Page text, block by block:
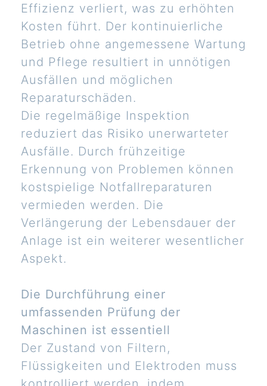
Effizienz verliert, was zu erhöhten
Kosten führt. Der kontinuierliche
Betrieb ohne angemessene Wartung
und Pflege resultiert in unnötigen
Ausfällen und möglichen
Reparaturschäden.
Die regelmäßige Inspektion
reduziert das Risiko unerwarteter
Ausfälle. Durch frühzeitige
Erkennung von Problemen können
kostspielige Notfallreparaturen
vermieden werden. Die
Verlängerung der Lebensdauer der
Anlage ist ein weiterer wesentlicher
Aspekt.
Die Durchführung einer
umfassenden Prüfung der
Maschinen ist essentiell
Der Zustand von Filtern,
Flüssigkeiten und Elektroden muss